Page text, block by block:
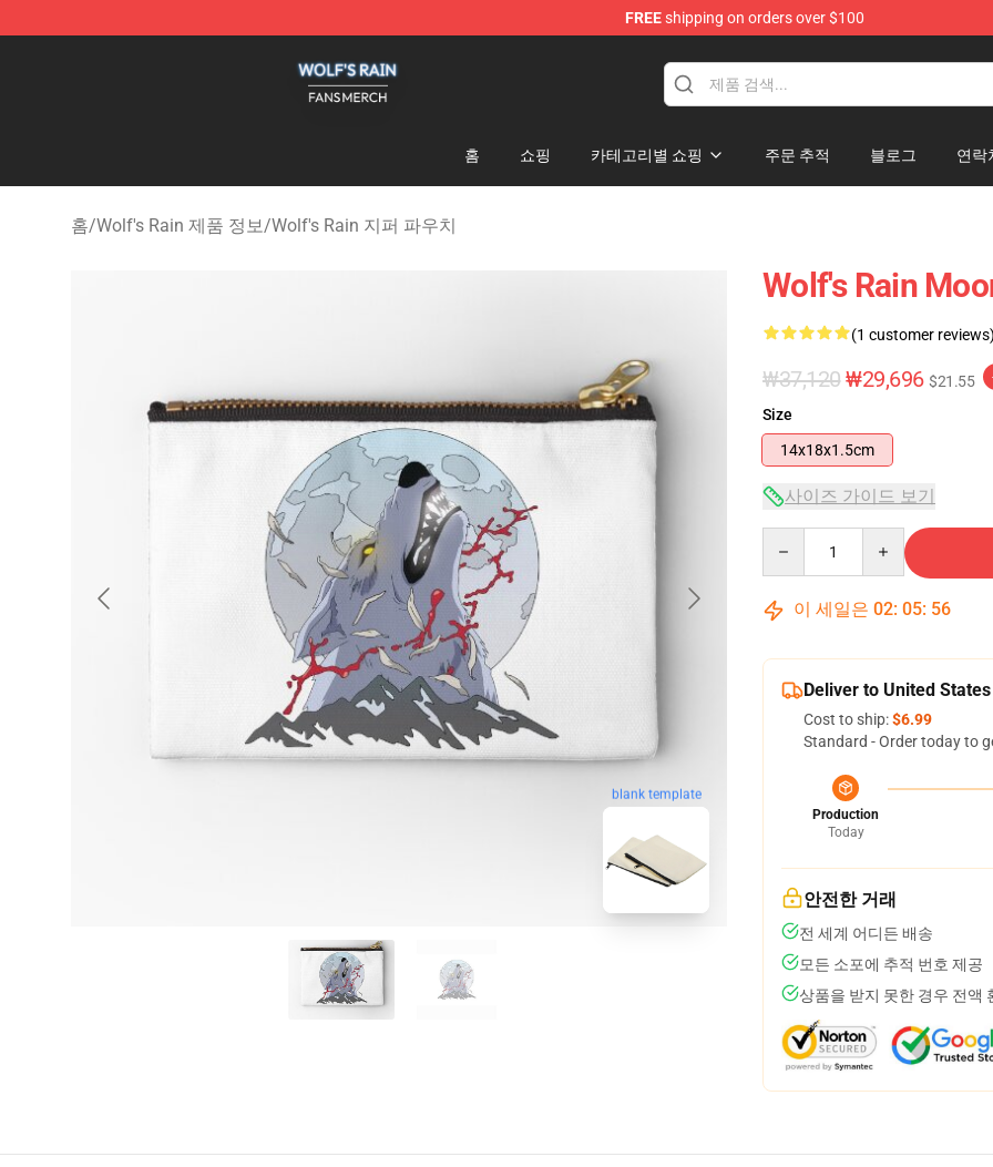
FREEshipping on orders over $100
홈 쇼핑 카테고리별 쇼핑 주문 추적 블로그 연락
홈/Wolf's Rain 제품 정보/Wolf's Rain 지퍼 파우치
blank template
Wolf's Rain
(1 customer reviews)
₩37,120₩29,696 $21.55
Size
14x18x1.5cm
사이즈 가이드 보기
이 세일은 02: 05: 55
Deliver to United States
Cost to ship:$6.99
Standard - Order today to
Production
Today
안전한 거래
전 세계 어디든 배송
모든 소포에 추적 번호 제공
상품을 받지 못한 경우 전액